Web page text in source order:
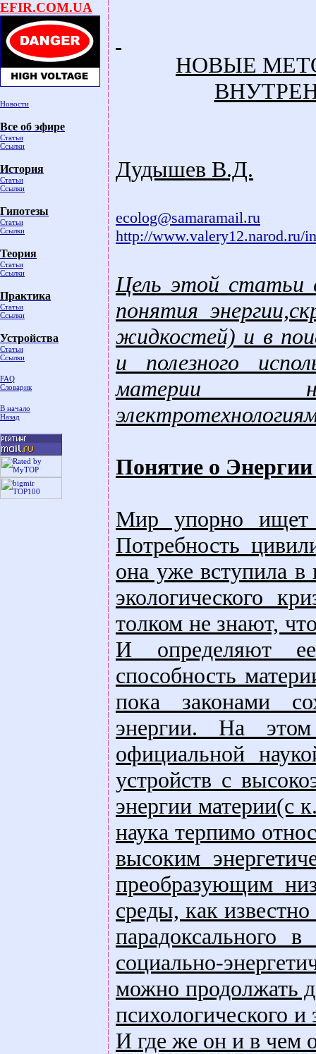
EFIR.COM.UA
Новости
Все об эфире
Статьи
Ссылки
История
Статьи
Ссылки
Гипотезы
Статьи
Ссылки
Теория
Статьи
Ссылки
Практика
Статьи
Ссылки
Устройства
Статьи
Ссылки
FAQ
Словарик
В начало
Назад
НОВЫЕ
Дудышев В.Д.
ecolog@samaramail.ru
http://www.valery12.narod.ru/
Цель этой статьи
понятия
жидкостей) и в
и полезного
материи
Понятие о Энергии
Мир упорно ищет
Потребность
она уже вступила в
экологического
толком не знают,
И определяют
способность
пока законами
энергии. На этом
официальной
устройств с
энергии материи(с
наука терпимо
высоким
преобразующим
среды, как
парадоксального
социально-
можно продолжать
психологического и
И где же он и в чем